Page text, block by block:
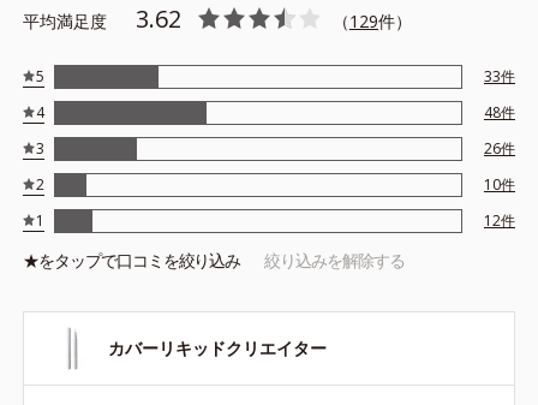
※アレルギーテスト済＝全ての方にアレルギーが起こらないという
平均満足度 3.62 （129件）
5 33件
4
48件
3
26件
2
10件
1
12件
★をタップで口コミを絞り込み 絞り込みを解除する
カバーリキッドクリエイター